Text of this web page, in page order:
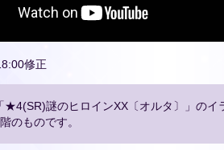
修正
謎のヒロインXX〔オルタ〕」のイ
のものです。